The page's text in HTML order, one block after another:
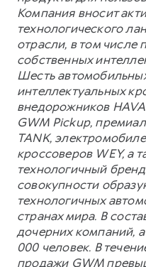
Компания вносит
технологического
отрасли, в том числе
собственных
Шесть
интеллектуальных
внедорожников
GWM Pickup,
TANK,
кроссоверов WEY, а
технологичный бренд
совокупности
технологичных
странах мира. В
дочерних компаний,
000 человек. В
продажи GWM